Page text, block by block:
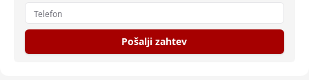
Pošalji zahtev